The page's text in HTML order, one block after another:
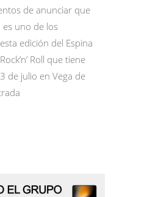
de anunciar que
uno de los
edición del Espina
Roll que tiene
de julio en Vega de